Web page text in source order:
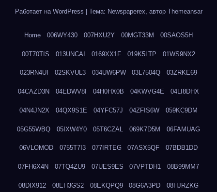
Работает на WordPress Тема: Newspaperex, автор Themeansar
Home 006WY430 007HXU2Y 00MGT33M 00SAOS5H
00T70TIS 013UNCAI 0169XX1F 019K5LTP 01WS9NX2
023RN4UI 02SKVUL3 034UW6PW 03L7504Q 03ZRKE69
04CAZD3N 04EDWV8I 04H0HX0B 04KWVG4E 04LI8DHX
04N4JN2X 04QX9S1E 04YFC57J 04ZFIS6W 059KC9DM
05G55WBQ 05IXW4Y0 05T6CZAL 069K7D5M 06FAMUAG
06VLOMOD 0755T7I3 077IRTEG 07ASX5QF 07BDB1DD
07FH6X4N 07TQ4ZU9 07UES9ES 07VPTDH1 08B99MM7
08DIX912 08EH3GS2 08EKQPQ9 08G6A3PD 08HJRZKG